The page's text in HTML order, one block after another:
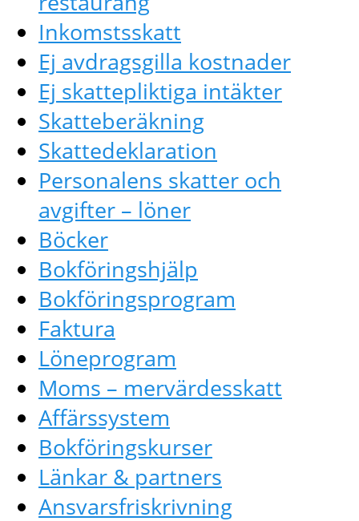
Inkomstsskatt
Ej avdragsgilla kostnader
Ej skattepliktiga intäkter
Skatteberäkning
Skattedeklaration
Personalens skatter och
avgifter – löner
Böcker
Bokföringshjälp
Bokföringsprogram
Faktura
Löneprogram
Moms – mervärdesskatt
Affärssystem
Bokföringskurser
Länkar & partners
Ansvarsfriskrivning